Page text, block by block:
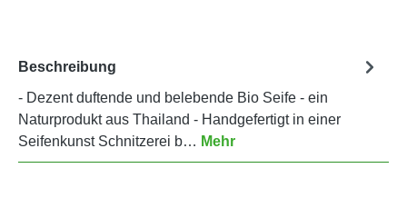
Beschreibung
- Dezent duftende und belebende Bio Seife - ein
Naturprodukt aus Thailand - Handgefertigt in einer
Seifenkunst Schnitzerei b… Mehr